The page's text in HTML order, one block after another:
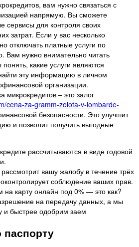
вам нужно связаться с
напрямую. Вы сможете
сервисы для контроля своих
затрат. Если у вас несколько
отключать платные услуги по
Вам нужно внимательно читать
какие услуги являются
эту информацию в личном
организации.
микрокредитов – это залог
cena-za-gramm-zolota-v-lombarde-
безопасности. Это улучшит
и позволит получить выгодные
рассчитываются в виде годовой
вашу жалобу в течение трёх
соблюдение ваших прав.
карту онлайн под 0% — это как?
на передачу данных, а мы
и быстрее одобрим заем
паспорту